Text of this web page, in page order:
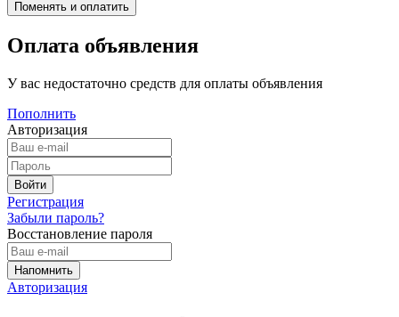
Оплата объявления
У вас недостаточно средств для оплаты объявления
Пополнить
Авторизация
Регистрация
Забыли пароль?
Восстановление пароля
Авторизация